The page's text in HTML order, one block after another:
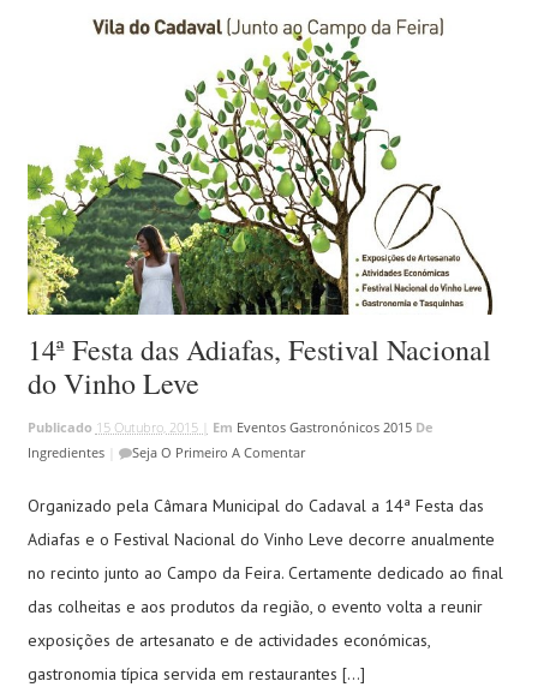
14ª Festa das Adiafas, Festival Nacional
do Vinho Leve
Publicado 15 Outubro, 2015 | Em Eventos Gastronónicos 2015 De
Ingredientes| Seja O Primeiro A Comentar
Organizado pela Câmara Municipal do Cadaval a 14ª Festa das
Adiafas e o Festival Nacional do Vinho Leve decorre anualmente
no recinto junto ao Campo da Feira. Certamente dedicado ao final
das colheitas e aos produtos da região, o evento volta a reunir
exposições de artesanato e de actividades económicas,
gastronomia típica servida em restaurantes […]